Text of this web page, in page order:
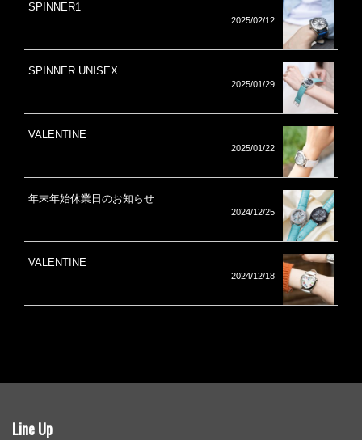
SPINNER1
2025/02/12
SPINNER UNISEX
2025/01/29
VALENTINE
2025/01/22
年末年始休業日のお知らせ
2024/12/25
VALENTINE
2024/12/18
Line Up